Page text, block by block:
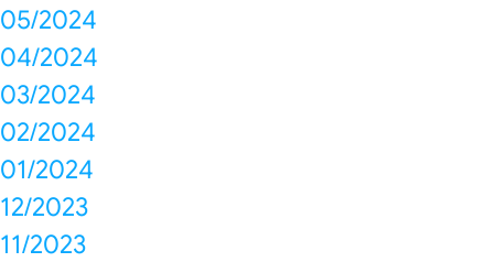
05/2024
04/2024
03/2024
02/2024
01/2024
12/2023
11/2023